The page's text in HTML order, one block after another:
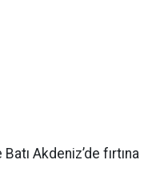
Akdeniz’de fırtına